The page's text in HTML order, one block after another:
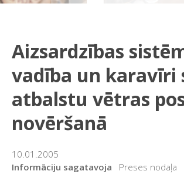
Aizsardzības
vadība un karavīri
atbalstu vētras
novēršanā
10.01.2005
Informāciju sagatavoja
Preses nodaļa